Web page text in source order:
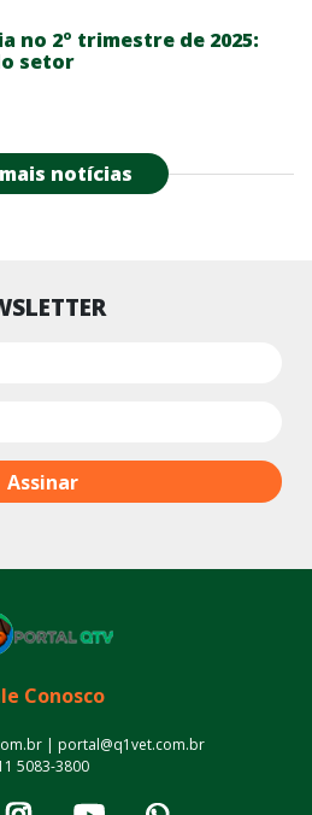
no 2º trimestre de 2025:
setor
notícias
Conosco
| portal@q1vet.com.br
5083-3800